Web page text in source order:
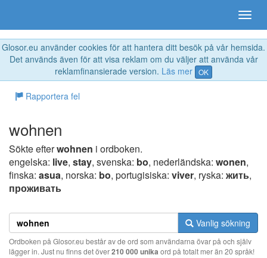
Glosor.eu använder cookies för att hantera ditt besök på vår hemsida.
Det används även för att visa reklam om du väljer att använda vår
reklamfinansierade version. Läs mer OK
Rapportera fel
wohnen
Sökte efterwohnen i ordboken.
engelska: live, stay, svenska: bo, nederländska: wonen,
finska: asua, norska: bo, portugisiska: viver, ryska: жить,
проживать
Vanlig sökning
Ordboken på Glosor.eu består av de ord som användarna övar på och själv
lägger in. Just nu finns det över210 000 unika ord på totalt mer än 20 språk!